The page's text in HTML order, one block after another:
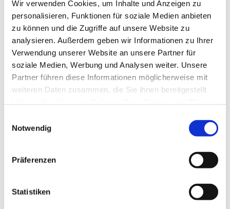
Wir verwenden Cookies, um Inhalte und Anzeigen zu
personalisieren, Funktionen für soziale Medien anbieten
zu können und die Zugriffe auf unsere Website zu
analysieren. Außerdem geben wir Informationen zu Ihrer
Verwendung unserer Website an unsere Partner für
soziale Medien, Werbung und Analysen weiter. Unsere
Partner führen diese Informationen möglicherweise mit
weiteren Daten zusammen, die Sie ihnen bereitgestellt
Notwendig
Präferenzen
Statistiken
Dies könnte Sie auch
interessieren